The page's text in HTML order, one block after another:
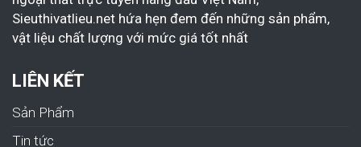
Sieuthivatlieu.net hứa hẹn đem đến những sản phẩm,
vật liệu chất lượng với mức giá tốt nhất
LIÊN KẾT
Sản Phẩm
Tin tức